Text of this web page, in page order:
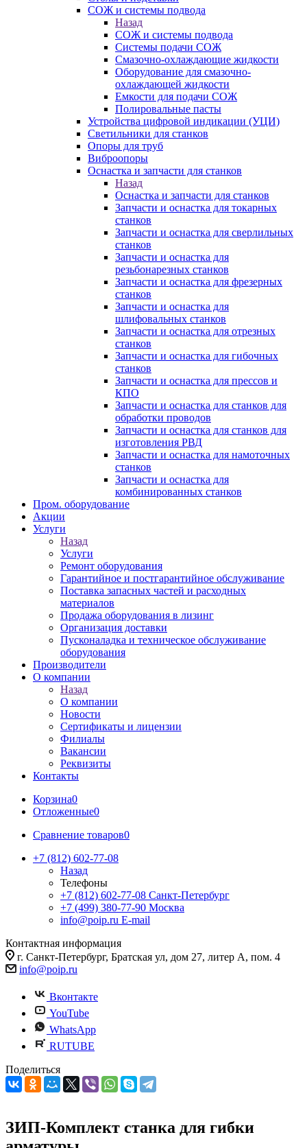
СОЖ и системы подвода
Назад
СОЖ и системы подвода
Системы подачи СОЖ
Смазочно-охлаждающие жидкости
Оборудование для смазочно-
охлаждающей жидкости
Емкости для подачи СОЖ
Полировальные пасты
Устройства цифровой индикации (УЦИ)
Светильники для станков
Опоры для труб
Виброопоры
Оснастка и запчасти для станков
Назад
Оснастка и запчасти для станков
Запчасти и оснастка для токарных
станков
Запчасти и оснастка для сверлильных
станков
Запчасти и оснастка для
резьбонарезных станков
Запчасти и оснастка для фрезерных
станков
Запчасти и оснастка для
шлифовальных станков
Запчасти и оснастка для отрезных
станков
Запчасти и оснастка для гибочных
станков
Запчасти и оснастка для прессов и
КПО
Запчасти и оснастка для станков для
обработки проводов
Запчасти и оснастка для станков для
изготовления РВД
Запчасти и оснастка для намоточных
станков
Запчасти и оснастка для
комбинированных станков
Пром. оборудование
Акции
Услуги
Назад
Услуги
Ремонт оборудования
Гарантийное и постгарантийное обслуживание
Поставка запасных частей и расходных
материалов
Продажа оборудования в лизинг
Организация доставки
Пусконаладка и техническое обслуживание
оборудования
Производители
О компании
Назад
О компании
Новости
Сертификаты и лицензии
Филиалы
Вакансии
Реквизиты
Контакты
Корзина0
Отложенные0
Сравнение товаров0
+7 (812) 602-77-08
Назад
Телефоны
+7 (812) 602-77-08 Санкт-Петербург
+7 (499) 380-77-90 Москва
info@poip.ru E-mail
Контактная информация
г. Санкт-Петербург, Братская ул, дом 27, литер А, пом. 4
info@poip.ru
Вконтакте
YouTube
WhatsApp
RUTUBE
Поделиться
ЗИП-Комплект станка для гибки